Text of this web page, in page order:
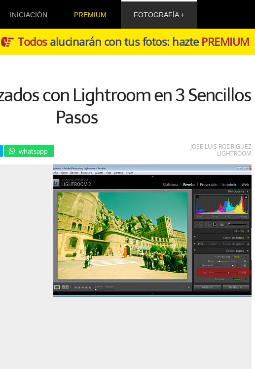
INICIACIÓN PREMIUM FOTOGRAFÍA
Todosalucinarán con tus fotos: hazte PREMIUM
con Lightroom en 3 Sencillos
Pasos
whatsapp
JOSE LUIS RODRIGUEZ
LIGHTROOM